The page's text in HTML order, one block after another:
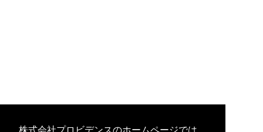
株式会社プロビデンスのホームページでは、